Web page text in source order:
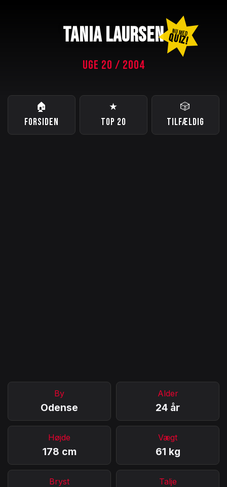
TANIA LAURSEN NU MED
QUIZ!
UGE 20 / 2004
🏠
FORSIDEN
★
TOP 20
🎲
TILFÆLDIG
By
Odense
Alder
24 år
Højde
178 cm
Vægt
61 kg
Bryst Talje